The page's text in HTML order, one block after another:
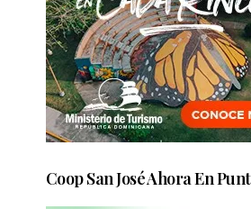
Coop San José Ahora En